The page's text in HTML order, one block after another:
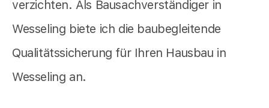
verzichten. Als Bausachverständiger in
Wesseling biete ich die baubegleitende
Qualitätssicherung für Ihren Hausbau in
Wesseling an.